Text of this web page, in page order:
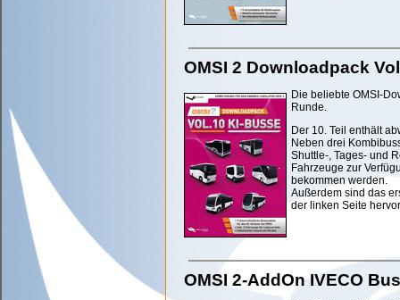
OMSI 2 Downloadpack
Die beliebte OMSI-
Runde.
Der 10. Teil enthält
Neben drei
Shuttle-, Tages- und
Fahrzeuge zur
bekommen werden.
Außerdem sind das
der linken Seite
OMSI 2-AddOn IVECO